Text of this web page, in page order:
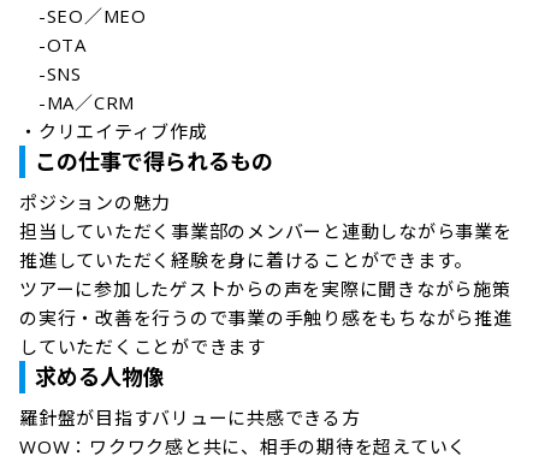
-SEO／MEO
-OTA
-SNS
-MA／CRM
・クリエイティブ作成
この仕事で得られるもの
ポジションの魅力
担当していただく事業部のメンバーと連動しながら事業を
推進していただく経験を身に着けることができます。
ツアーに参加したゲストからの声を実際に聞きながら施策
の実行・改善を行うので事業の手触り感をもちながら推進
していただくことができます
求める人物像
羅針盤が目指すバリューに共感できる方
WOW：ワクワク感と共に、相手の期待を超えていく